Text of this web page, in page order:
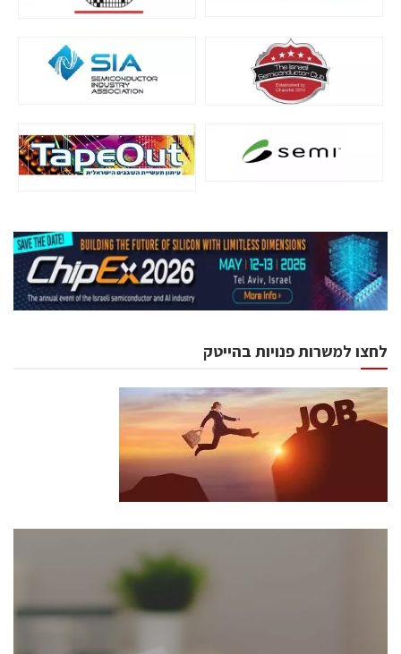
לחצו למשרות פנויות בהייטק
כנסים ואירועים